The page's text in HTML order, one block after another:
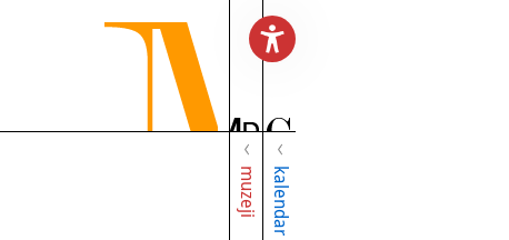
muzeji kalendar